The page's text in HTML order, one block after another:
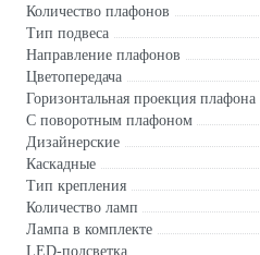
Количество плафонов
Тип подвеса
Направление плафонов
Цветопередача
Горизонтальная проекция плафона
С поворотным плафоном
Дизайнерские
Каскадные
Тип крепления
Количество ламп
Лампа в комплекте
LED-подсветка